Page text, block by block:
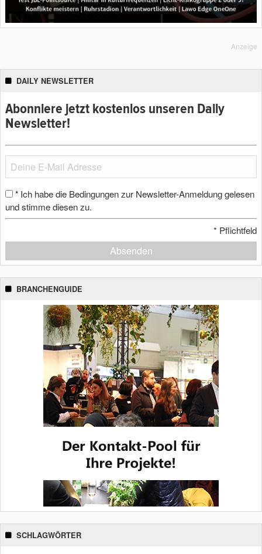
Anzeige
DAILY NEWSLETTER
Abonniere jetzt kostenlos unseren Daily
Newsletter!
* Ich habe die Bedingungen zur Newsletter-Anmeldung gelesen
und stimme diesen zu.
* Pflichtfeld
Absenden
BRANCHENGUIDE
SCHLAGWÖRTER